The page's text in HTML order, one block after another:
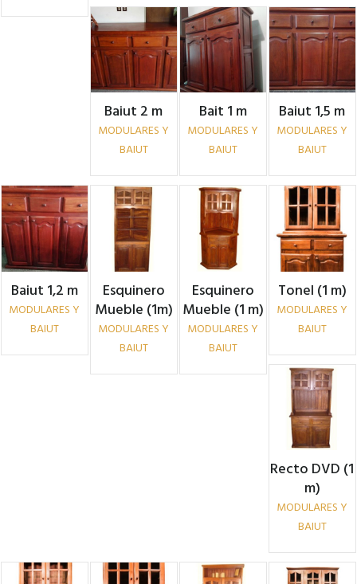
Baiut 2 m
MODULARES Y
BAIUT
Bait 1 m
MODULARES Y
BAIUT
Baiut 1,5 m
MODULARES Y
BAIUT
Baiut 1,2 m
MODULARES Y
BAIUT
Esquinero
Mueble (1m)
MODULARES Y
BAIUT
Esquinero
Mueble (1 m)
MODULARES Y
BAIUT
Tonel (1 m)
MODULARES Y
BAIUT
Recto DVD (1
m)
MODULARES Y
BAIUT